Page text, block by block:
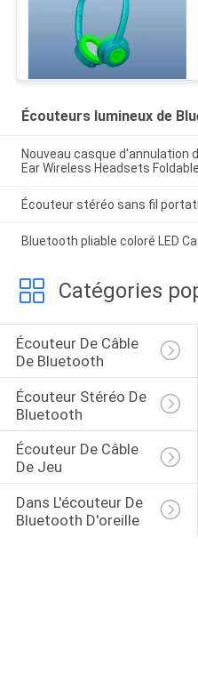
Écouteurs lumineux de
Nouveau casque d'annulation
Ear Wireless Headsets
Écouteur stéréo sans fil
Bluetooth pliable coloré LED
Catégories
Écouteur De Câble
De Bluetooth
Écouteur Stéréo De
Bluetooth
Écouteur De Câble
De Jeu
Dans L'écouteur De
Bluetooth D'oreille